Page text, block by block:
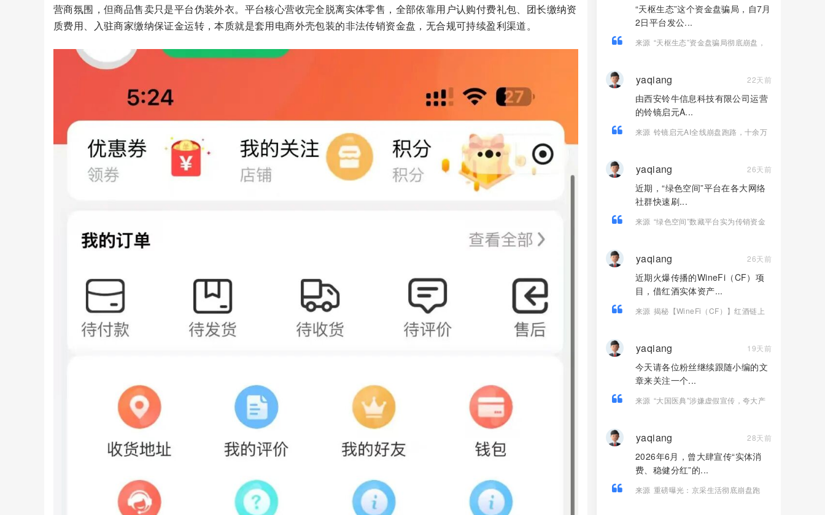
营商氛围，但商品售卖只是平台伪装外衣。平台核心营收完全脱离实体零售，全部依靠用户认购付费礼包、团长缴纳资
质费用、入驻商家缴纳保证金运转，本质就是套用电商外壳包装的非法传销资金盘，无合规可持续盈利渠道。
“天枢生态”这个资金盘骗局，自7月
2日平台发公...
来源 “天枢生态”资金盘骗局彻底崩盘，
yaqiang 22天前
由西安铃牛信息科技有限公司运营
的铃镜启元A...
来源 铃镜启元AI全线崩盘跑路，十余万
yaqiang 26天前
近期，“绿色空间”平台在各大网络
社群快速刷...
来源 “绿色空间”数藏平台实为传销资金
yaqiang 26天前
近期火爆传播的WineFi（CF）项
目，借红酒实体资产...
来源 揭秘【WineFi（CF）】红酒链上
yaqiang 19天前
今天请各位粉丝继续跟随小编的文
章来关注一个...
来源 “大国医典”涉嫌虚假宣传，夸大产
yaqiang 28天前
2026年6月，曾大肆宣传“实体消
费、稳健分红”的...
来源 重磅曝光：京采生活彻底崩盘跑